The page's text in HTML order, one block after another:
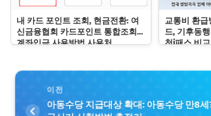
내 카드 포인트 조회, 현금전환: 여
신금융협회 카드포인트 통합조회
계좌입금 사용방법 사용처
교통비 환
드, 기후동
천i패스 비
이전
아동수당 지급대상 확대: 아동수당 만8